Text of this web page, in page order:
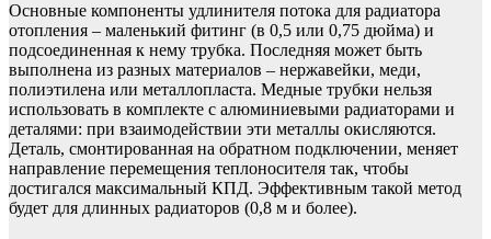
Основные компоненты удлинителя потока для радиатора
отопления – маленький фитинг (в 0,5 или 0,75 дюйма) и
подсоединенная к нему трубка. Последняя может быть
выполнена из разных материалов – нержавейки, меди,
полиэтилена или металлопласта. Медные трубки нельзя
использовать в комплекте с алюминиевыми радиаторами и
деталями: при взаимодействии эти металлы окисляются.
Деталь, смонтированная на обратном подключении, меняет
направление перемещения теплоносителя так, чтобы
достигался максимальный КПД. Эффективным такой метод
будет для длинных радиаторов (0,8 м и более).